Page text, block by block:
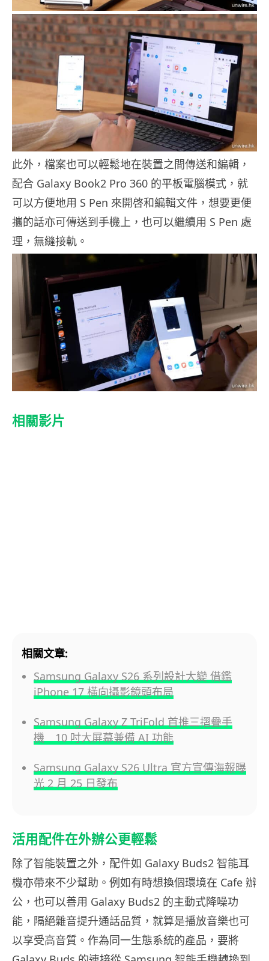
此外，檔案也可以輕鬆地在裝置之間傳送和編輯，
配合 Galaxy Book2 Pro 360 的平板電腦模式，就
可以方便地用 S Pen 來開啓和編輯文件，想要更便
攜的話亦可傳送到手機上，也可以繼續用 S Pen 處
理，無縫接軌。
相關影片
相關文章:
Samsung Galaxy S26 系列設計大變 借鑑
iPhone 17 橫向攝影鏡頭布局
Samsung Galaxy Z TriFold 首推三摺疊手
機 10 吋大屏幕兼備 AI 功能
Samsung Galaxy S26 Ultra 官方宣傳海報曝
光 2 月 25 日發布
活用配件在外辦公更輕鬆
除了智能裝置之外，配件如 Galaxy Buds2 智能耳
機亦帶來不少幫助。例如有時想換個環境在 Cafe 辦
公，也可以善用 Galaxy Buds2 的主動式降噪功
能，隔絕雜音提升通話品質，就算是播放音樂也可
以享受高音質。作為同一生態系統的產品，要將